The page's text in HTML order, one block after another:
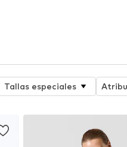
Tallas especiales